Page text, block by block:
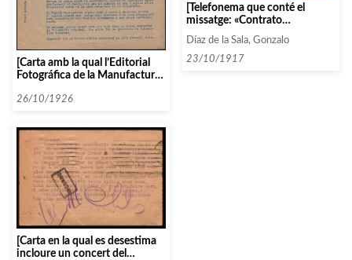
[Carta amb la qual l’Editorial
Fotográfica de la Manufactura
Fotográficos s’ofereix a
artistes amb els programes de
concert]
26/10/1926
[Telefonema que conté el
missatge: «Contrato
cuarteto señalar fechas
pedidas propone Barcelona 1 9
Díaz de la Sala, Gonzalo
23/10/1917
[Carta en la qual es desestima
incloure un concert del